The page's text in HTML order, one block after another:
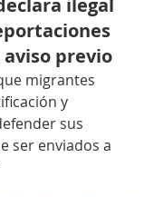
ilegal
previo
migrantes
y
sus
ser enviados a